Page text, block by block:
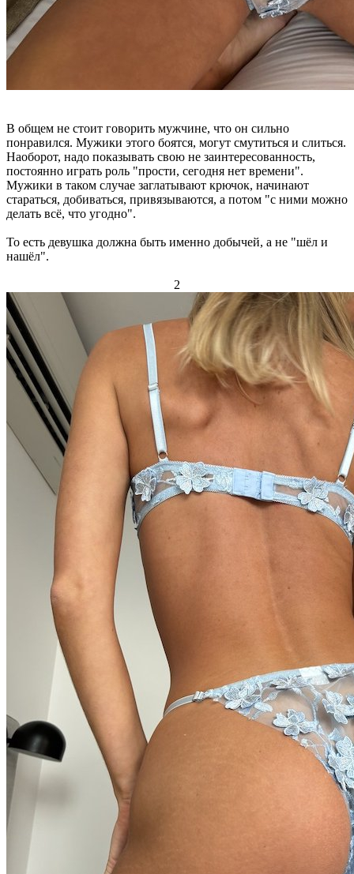
В общем не стоит говорить мужчине, что он сильно
понравился. Мужики этого боятся, могут смутиться и слиться.
Наоборот, надо показывать свою не заинтересованность,
постоянно играть роль "прости, сегодня нет времени".
Мужики в таком случае заглатывают крючок, начинают
стараться, добиваться, привязываются, а потом "с ними можно
делать всё, что угодно".
То есть девушка должна быть именно добычей, а не "шёл и
нашёл".
2